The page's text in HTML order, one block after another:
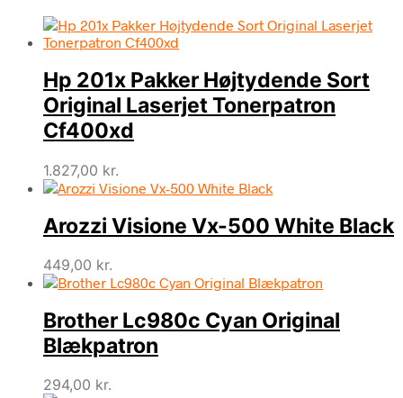
Hp 201x Pakker Højtydende Sort
Original Laserjet Tonerpatron
Cf400xd
1.827,00 kr.
Arozzi Visione Vx-500 White Black
449,00 kr.
Brother Lc980c Cyan Original
Blækpatron
294,00 kr.